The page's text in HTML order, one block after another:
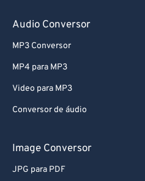
Audio Conversor
MP3 Conversor
MP4 para MP3
Video para MP3
Conversor de áudio
Image Conversor
JPG para PDF